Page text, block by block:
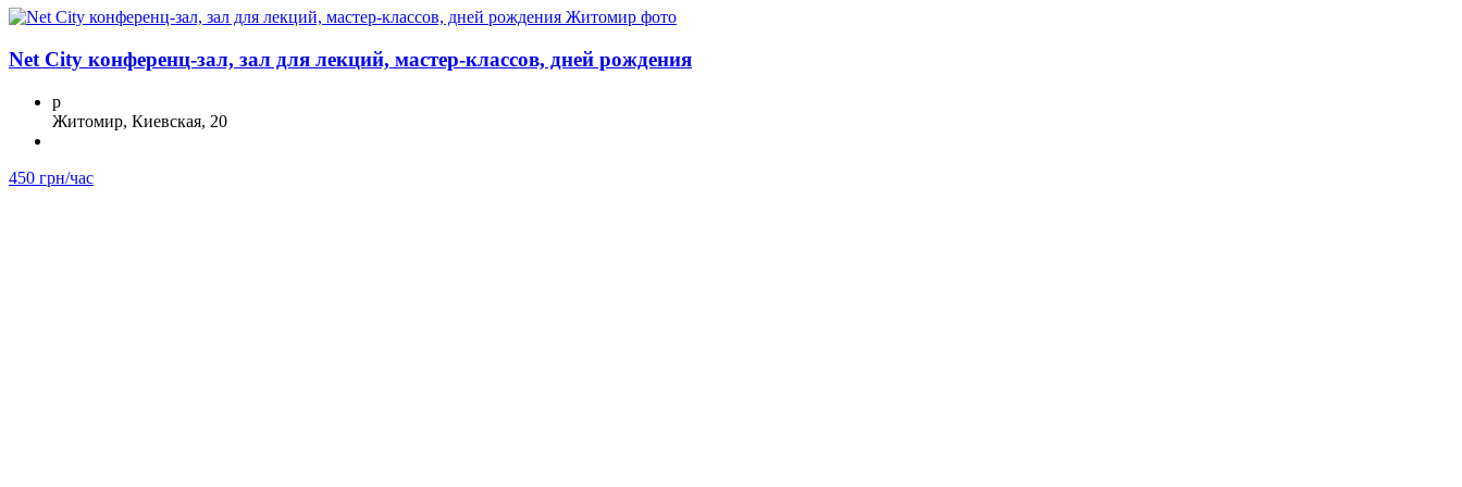
Net City конференц-зал, зал для лекций, мастер-классов, дней рождения
p
Житомир, Киевская, 20
450 грн/час